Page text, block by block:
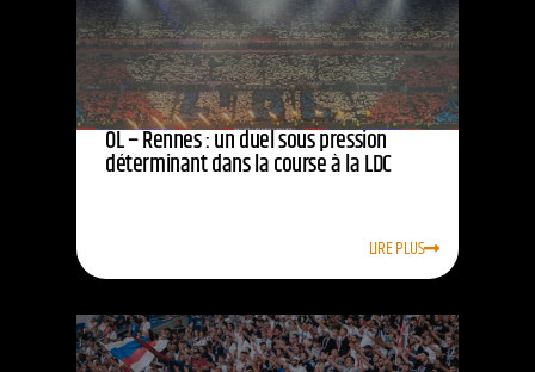
OL – Rennes : un duel sous pression
déterminant dans la course à la LDC
LIRE PLUS